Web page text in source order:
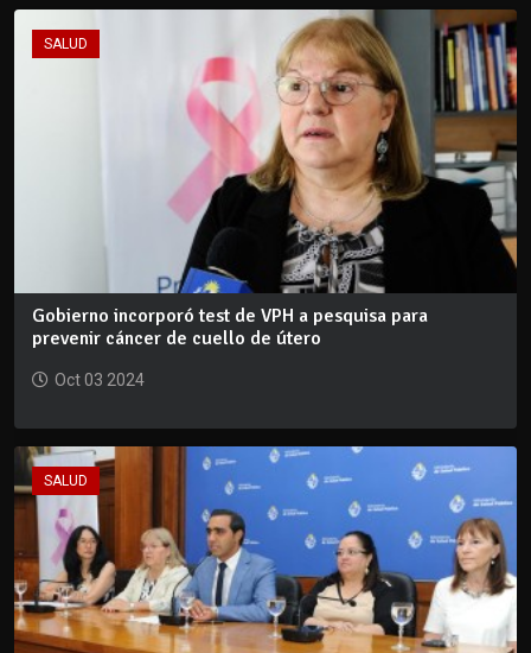
SALUD
Gobierno incorporó test de VPH a pesquisa para
prevenir cáncer de cuello de útero
Oct 03 2024
SALUD